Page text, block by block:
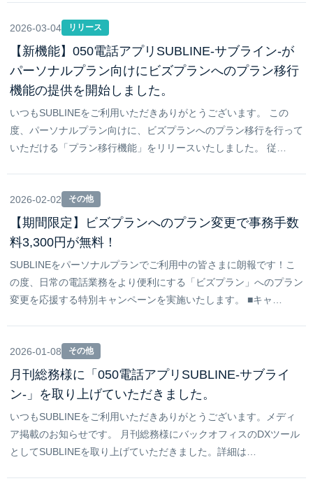
2026-03-04 リリース
【新機能】050電話アプリSUBLINE-サブライン-が
パーソナルプラン向けにビズプランへのプラン移行
機能の提供を開始しました。
いつもSUBLINEをご利用いただきありがとうございます。 この
度、パーソナルプラン向けに、ビズプランへのプラン移行を行って
いただける「プラン移行機能」をリリースいたしました。 従…
2026-02-02 その他
【期間限定】ビズプランへのプラン変更で事務手数
料3,300円が無料！
SUBLINEをパーソナルプランでご利用中の皆さまに朗報です！こ
の度、日常の電話業務をより便利にする「ビズプラン」へのプラン
変更を応援する特別キャンペーンを実施いたします。 ■キャ…
2026-01-08 その他
月刊総務様に「050電話アプリSUBLINE-サブライ
ン-」を取り上げていただきました。
いつもSUBLINEをご利用いただきありがとうございます。メディ
ア掲載のお知らせです。 月刊総務様にバックオフィスのDXツール
としてSUBLINEを取り上げていただきました。詳細は…